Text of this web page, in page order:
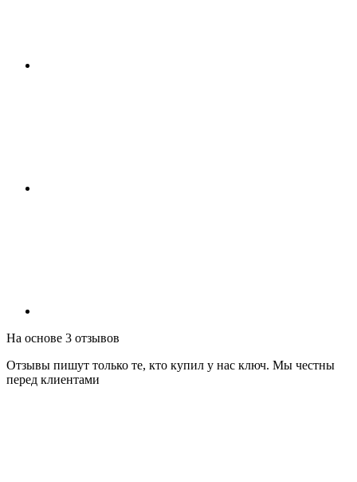
На основе 3 отзывов
Отзывы пишут только те, кто купил у нас ключ. Мы честны
перед клиентами